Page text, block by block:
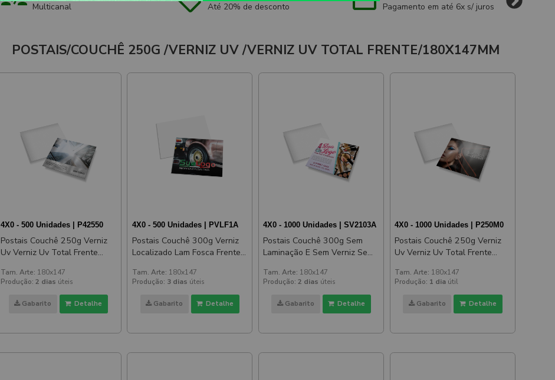
Multicanal Até 20% de desconto Pagamento em até 6x s/ juros
POSTAIS/COUCHÊ 250G /VERNIZ UV /VERNIZ UV TOTAL FRENTE/180X147MM
4X0 - 500 Unidades | P42550
Postais Couchê 250g Verniz
Uv Verniz Uv Total Frente
Tam. Arte: 180x147
Produção: 2 dias úteis
Gabarito Detalhe
4X0 - 500 Unidades | PVLF1A
Postais Couchê 300g Verniz
Localizado Lam Fosca Frente E
180x147mm
Tam. Arte: 180x147
Produção: 3 dias úteis
Gabarito Detalhe
4X0 - 1000 Unidades | SV2103A
Postais Couchê 300g Sem
Laminação E Sem Verniz Sem
Tam. Arte: 180x147
Produção: 2 dias úteis
Gabarito Detalhe
4X0 - 1000 Unidades | P250M0
Postais Couchê 250g Verniz
Uv Verniz Uv Total Frente
Tam. Arte: 180x147
Produção: 1 dia útil
Gabarito Detalhe